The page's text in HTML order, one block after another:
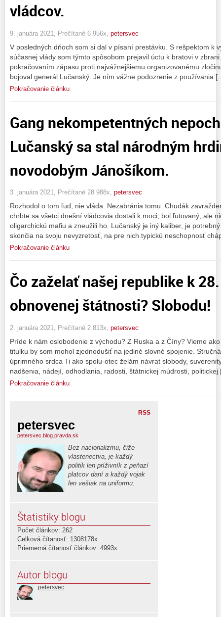
vládcov.
9. januára 2021, Prečítané 6 956x, petersvec
V posledných dňoch som si dal v písaní prestávku. S rešpektom k
súčasnej vlády som týmto spôsobom prejavil úctu k bratovi v
pokračovaním zápasu proti najvážnejšiemu organizovanému
bojoval generál Lučanský. Je ním vážne podozrenie z používania
Pokračovanie článku
Gang nekompetentných
Lučanský sa stal národným
novodobým Jánošíkom.
3. januára 2021, Prečítané 28 988x, petersvec
Rozhodol o tom ľud, nie vláda. Nezabránia tomu. Chudák
chrbte sa všetci dnešní vládcovia dostali k moci, bol ľutovaný, ale
oligarchickú mafiu a zneužili ho. Lučanský je iný kaliber, je
skončia na svoju nevyzretosť, na pre nich typickú neschopnosť
Pokračovanie článku
Čo zaželať našej republike k
obnovenej štátnosti? Slobodu!
2. januára 2021, Prečítané 2 813x, petersvec
Príde k nám oslobodenie z východu? Z Ruska a z Číny? Vieme
titulku by som mohol zjednodušiť na jediné slovné spojenie.
úprimného srdca Ti ako spolu-otec želám návrat slobody,
nadšenia, nádejí, odhodlania, radosti, štátnickej múdrosti,
Pokračovanie článku
RSS
petersvec
petersvec.blog.pravda.sk
Bez nacionalizmu, čiže
vlastenectva, je každý
politik len príživník z peňazí
platcov daní a každý vojak
len vešiak na uniformu.
Štatistiky blogu
Počet článkov: 262
Celková čítanosť: 1308178x
Priemerná čítanosť článkov: 4993x
Autor blogu
petersvec